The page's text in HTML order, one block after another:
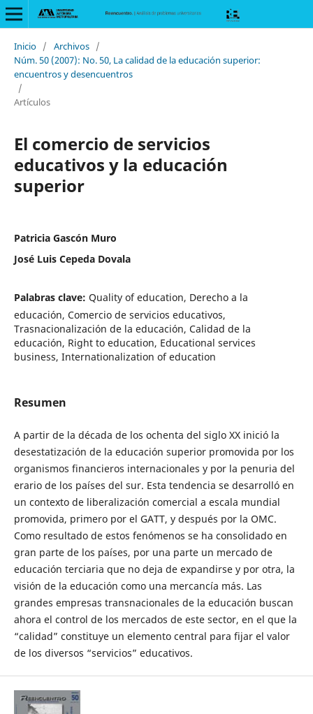
Inicio / Archivos /
Núm. 50 (2007): No. 50, La calidad de la educación superior:
encuentros y desencuentros
/
Artículos
El comercio de servicios
educativos y la educación
superior
Patricia Gascón Muro
José Luis Cepeda Dovala
Palabras clave: Quality of education, Derecho a la
educación, Comercio de servicios educativos,
Trasnacionalización de la educación, Calidad de la
educación, Right to education, Educational services
business, Internationalization of education
Resumen
A partir de la década de los ochenta del siglo XX inició la
desestatización de la educación superior promovida por los
organismos financieros internacionales y por la penuria del
erario de los países del sur. Esta tendencia se desarrolló en
un contexto de liberalización comercial a escala mundial
promovida, primero por el GATT, y después por la OMC.
Como resultado de estos fenómenos se ha consolidado en
gran parte de los países, por una parte un mercado de
educación terciaria que no deja de expandirse y por otra, la
visión de la educación como una mercancía más. Las
grandes empresas transnacionales de la educación buscan
ahora el control de los mercados de este sector, en el que la
“calidad” constituye un elemento central para fijar el valor
de los diversos “servicios” educativos.